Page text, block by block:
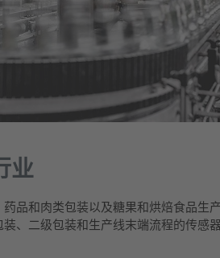
业
药品和肉类包装以及糖果和烘焙食品生
装、二级包装和生产线末端流程的传感